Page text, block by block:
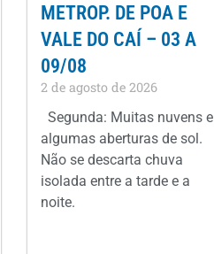
METROP. DE POA E
VALE DO CAÍ – 03 A
09/08
2 de agosto de 2026
Segunda: Muitas nuvens e
algumas aberturas de sol.
Não se descarta chuva
isolada entre a tarde e a
noite.